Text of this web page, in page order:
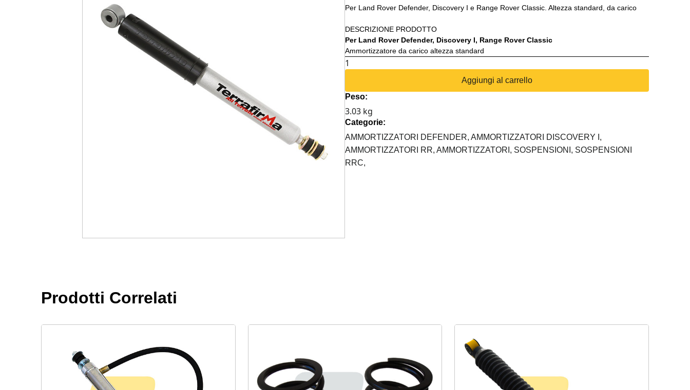
Per Land Rover Defender, Discovery I e Range Rover Classic. Altezza standard, da carico
DESCRIZIONE PRODOTTO
Per Land Rover Defender, Discovery I, Range Rover Classic
Ammortizzatore da carico altezza standard
AMMORTIZZATORE
TERRAIN"
TERRAFIRMA
quantità
Aggiungi al carrello
Peso:
3.03 kg
Categorie:
AMMORTIZZATORI DEFENDER, AMMORTIZZATORI DISCOVERY I,
AMMORTIZZATORI RR, AMMORTIZZATORI, SOSPENSIONI, SOSPENSIONI
RRC,
Prodotti Correlati